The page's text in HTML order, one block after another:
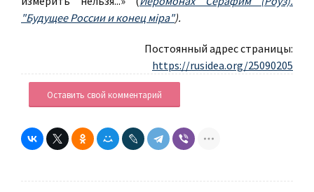
"Будущее России и конец міра").
Постоянный адрес страницы:
https://rusidea.org/25090205
Оставить свой комментарий